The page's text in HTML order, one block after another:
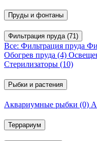
Пруды и фонтаны
Фильтрация пруда (71)
Все: Фильтрация пруда
Обогрев пруда (4)
Стерилизаторы (10)
Рыбки и растения
Аквариумные рыбки (0)
Террариум